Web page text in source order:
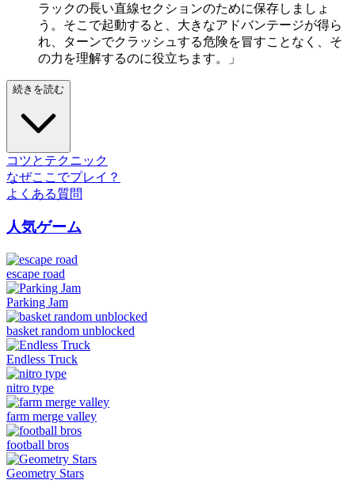
ラックの長い直線セクションのために保存しましょ
う。そこで起動すると、大きなアドバンテージが得ら
れ、ターンでクラッシュする危険を冒すことなく、そ
の力を理解するのに役立ちます。」
続きを読む
コツとテクニック
なぜここでプレイ？
よくある質問
人気ゲーム
escape road
Parking Jam
basket random unblocked
Endless Truck
nitro type
farm merge valley
football bros
Geometry Stars